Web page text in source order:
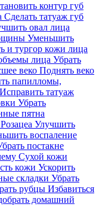
контур губ
Сделать татуаж губ
овал лица
Уменьшить
и тургор кожи лица
лица Убрать
веко Поднять веко
папилломы,
Исправить татуаж
Убрать
пятна
Улучшить
воспаление
постакне
Сухой кожи
кожи Ускорить
складки Убрать
рубцы Избавиться
домашний